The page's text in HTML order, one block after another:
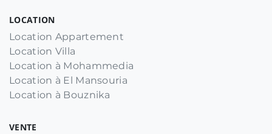
LOCATION
Location Appartement
Location Villa
Location à Mohammedia
Location à El Mansouria
Location à Bouznika
VENTE